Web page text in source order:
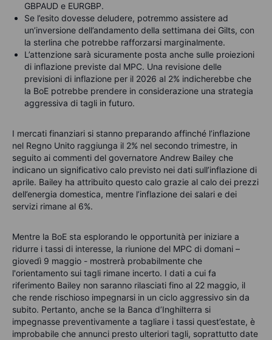
GBPAUD e EURGBP.
Se l’esito dovesse deludere, potremmo assistere ad
un’inversione dell’andamento della settimana dei Gilts, con
la sterlina che potrebbe rafforzarsi marginalmente.
L’attenzione sarà sicuramente posta anche sulle proiezioni
di inflazione previste dal MPC. Una revisione delle
previsioni di inflazione per il 2026 al 2% indicherebbe che
la BoE potrebbe prendere in considerazione una strategia
aggressiva di tagli in futuro.
I mercati finanziari si stanno preparando affinché l’inflazione
nel Regno Unito raggiunga il 2% nel secondo trimestre, in
seguito ai commenti del governatore Andrew Bailey che
indicano un significativo calo previsto nei dati sull’inflazione di
aprile. Bailey ha attribuito questo calo grazie al calo dei prezzi
dell’energia domestica, mentre l’inflazione dei salari e dei
servizi rimane al 6%.
Mentre la BoE sta esplorando le opportunità per iniziare a
ridurre i tassi di interesse, la riunione del MPC di domani –
giovedì 9 maggio - mostrerà probabilmente che
l'orientamento sui tagli rimane incerto. I dati a cui fa
riferimento Bailey non saranno rilasciati fino al 22 maggio, il
che rende rischioso impegnarsi in un ciclo aggressivo sin da
subito. Pertanto, anche se la Banca d’Inghilterra si
impegnasse preventivamente a tagliare i tassi quest’estate, è
improbabile che annunci presto ulteriori tagli, soprattutto date